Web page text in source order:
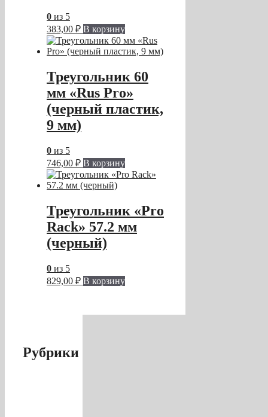
0 из 5
383,00 ₽ В корзину
Треугольник 60
мм «Rus Pro»
(черный пластик,
9 мм)
0 из 5
746,00 ₽ В корзину
Треугольник «Pro
Rack» 57.2 мм
(черный)
0 из 5
829,00 ₽ В корзину
Рубрики